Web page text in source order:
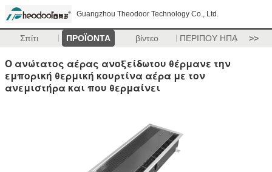
Guangzhou Theodoor Technology Co., Ltd.
Σπίτι ΠΡΟΪΟΝΤΑ βίντεο ΠΕΡΙΠΟΥ ΗΠΑ >>
Ο ανώτατος αέρας ανοξείδωτου θέρμανε την
εμπορική θερμική κουρτίνα αέρα με τον
ανεμιστήρα και που θερμαίνει